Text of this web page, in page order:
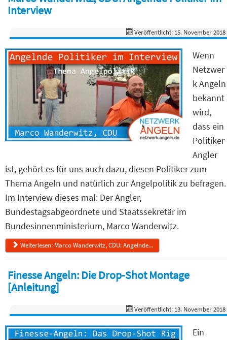
Interview
Veröffentlicht: 15. November 2018
Wenn
Netzwer
k Angeln
bekannt
wird,
dass ein
Politiker
Angler
ist, gehört es für uns auch dazu, diesen Politiker zum
Thema Angeln und natürlich zur Angelpolitik zu befragen.
Im Interview dieses mal: Der Angler,
Bundestagsabgeordnete und Staatssekretär im
Bundesinnenministerium, Marco Wanderwitz.
Weiterlesen: Marco Wanderwitz, CDU: Angelnde...
Finesse Angeln: Die Drop-Shot Montage
[Anleitung]
Veröffentlicht: 13. November 2018
Ein